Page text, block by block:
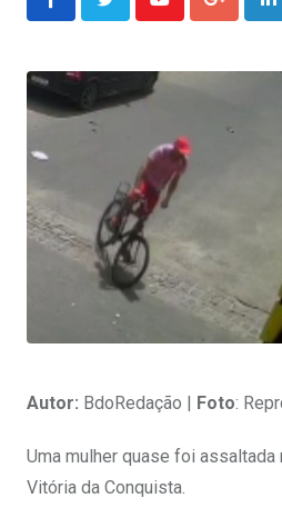
YoutubeGoogle+
Autor: BdoRedação | Foto:
Uma mulher quase foi assaltada
Vitória da Conquista.